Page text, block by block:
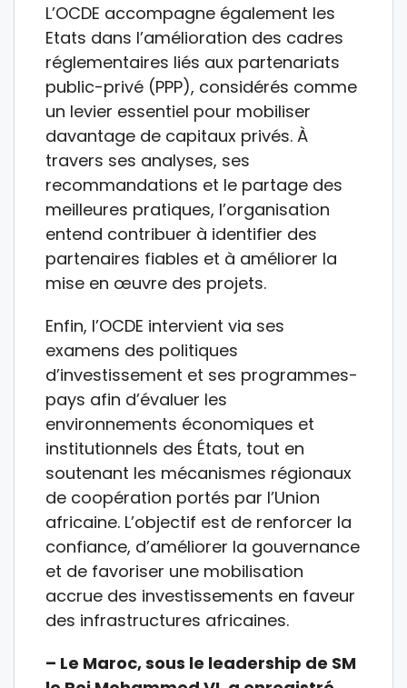
L’OCDE accompagne également les
Etats dans l’amélioration des cadres
réglementaires liés aux partenariats
public-privé (PPP), considérés comme
un levier essentiel pour mobiliser
davantage de capitaux privés. À
travers ses analyses, ses
recommandations et le partage des
meilleures pratiques, l’organisation
entend contribuer à identifier des
partenaires fiables et à améliorer la
mise en œuvre des projets.
Enfin, l’OCDE intervient via ses
examens des politiques
d’investissement et ses programmes-
pays afin d’évaluer les
environnements économiques et
institutionnels des États, tout en
soutenant les mécanismes régionaux
de coopération portés par l’Union
africaine. L’objectif est de renforcer la
confiance, d’améliorer la gouvernance
et de favoriser une mobilisation
accrue des investissements en faveur
des infrastructures africaines.
– Le Maroc, sous le leadership de SM